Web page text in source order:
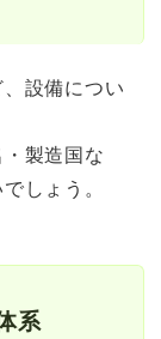
設備につい
製造国な
しょう。
系